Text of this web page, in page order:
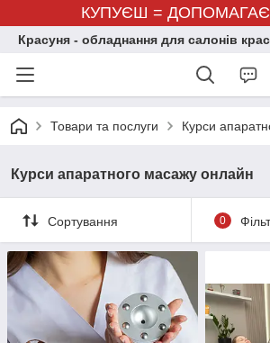
КУПУЄШ =
Красуня - обладнання для салонів
Товари та послуги Курси
Курси апаратного масажу онлайн
Сортування 0